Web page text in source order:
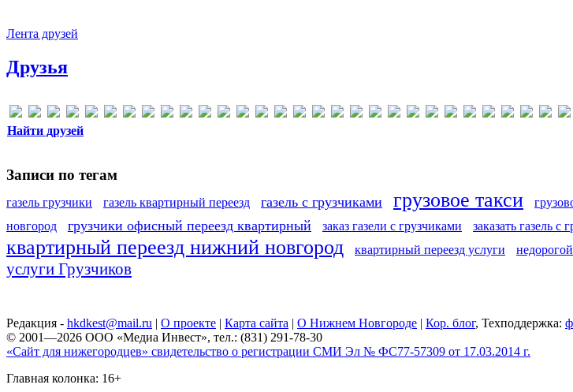
Лента друзей
Друзья
Найти друзей
Записи по тегам
газель грузчики газель квартирный переезд газель с грузчиками грузовое такси
новгород
грузчики офисный переезд квартирный заказ газели с грузчиками заказать газель с
квартирный переезд нижний новгород квартирный переезд услуги
услуги Грузчиков
Редакция - hkdkest@mail.ru | О проекте | Карта сайта | О Нижнем Новгороде | Кор. блог, Техподдержка:
© 2001—2026 ООО «Медиа Инвест», тел.: (831) 291-78-30
«Сайт для нижегородцев» свидетельство о регистрации СМИ Эл № ФС77-57309 от 17.03.2014 г.
Главная колонка: 16+